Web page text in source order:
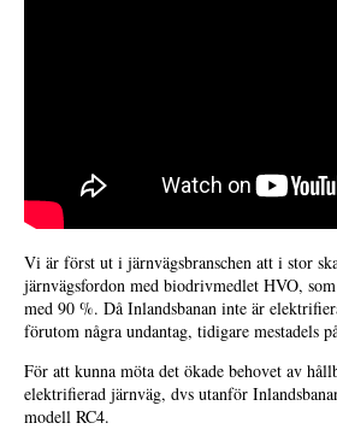
Vi är först ut i järnvägsbranschen att i stor
järnvägsfordon med biodrivmedlet HVO,
med 90 %. Då Inlandsbanan inte är
förutom några undantag, tidigare mestadels
För att kunna möta det ökade behovet av
elektrifierad järnväg, dvs utanför
modell RC4.